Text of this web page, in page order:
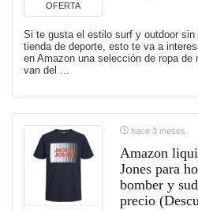
OFERTA
Si te gusta el estilo surf y outdoor sin
tienda de deporte, esto te va a
en Amazon una selección de ropa de
van del ...
hace 3 meses
Amazon
Jones para
bomber y
precio